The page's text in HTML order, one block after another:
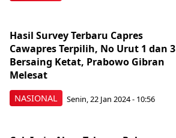
NASIONAL
Hasil Survey Terbaru Capres
Cawapres Terpilih, No Urut 1 dan 3
Bersaing Ketat, Prabowo Gibran
Melesat
Senin, 22 Jan 2024 - 10:56